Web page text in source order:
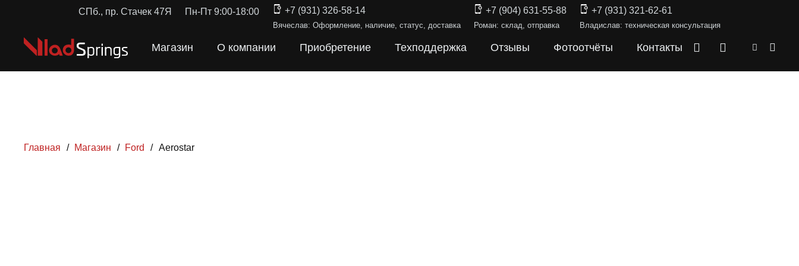
СПб., пр. Стачек 47Я Пн-Пт 9:00-18:00 +7 (931) 326-58-14
Вячеслав: Оформление, наличие, статус, доставка
+7 (904) 631-55-88
Роман: склад, отправка
+7 (931) 321-62-61
Владислав: техническая консультация
Магазин О компании Приобретение Техподдержка Отзывы Фотоотчёты Контакты
Главная / Магазин / Ford / Aerostar